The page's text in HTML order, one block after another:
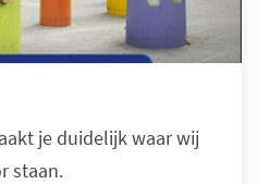
je duidelijk waar wij
staan.